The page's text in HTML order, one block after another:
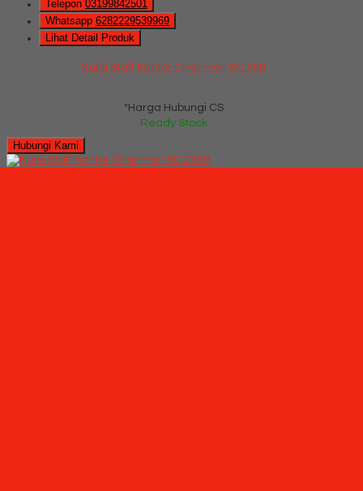
Telepon 03199842501
Whatsapp 6282229539969
Lihat Detail Produk
Kursi Staff Kantor Chairman SC 208
*Harga Hubungi CS
Ready Stock
Hubungi Kami